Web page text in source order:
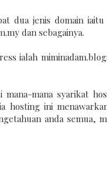
dua jenis domain iaitu
dan sebagainya.
ialah
mana syarikat
hosting ini
anda semua,